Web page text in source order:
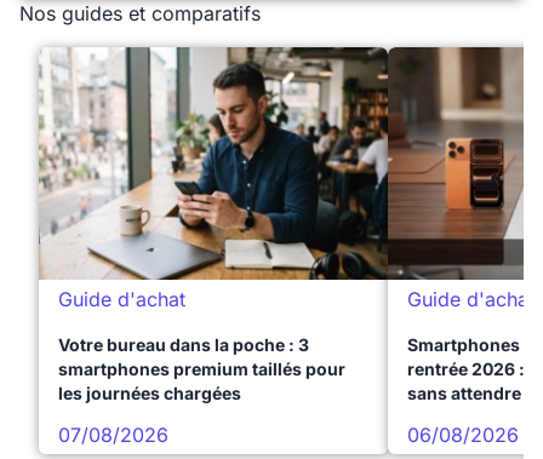
Nos guides et comparatifs
Guide d'achat
Votre bureau dans la poche : 3
smartphones premium taillés pour
les journées chargées
07/08/2026
Guide d'achat
Smartphones
rentrée 2026 :
sans attendre
06/08/2026